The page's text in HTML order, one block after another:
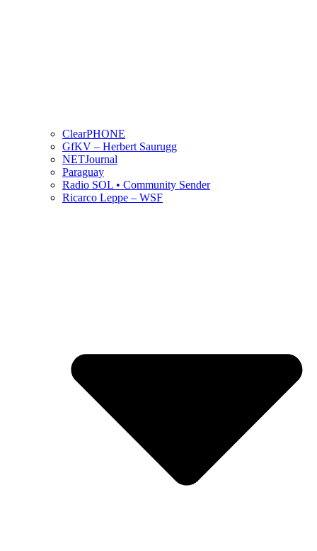
ClearPHONE
GfKV – Herbert Saurugg
NETJournal
Paraguay
Radio SOL • Community Sender
Ricarco Leppe – WSF